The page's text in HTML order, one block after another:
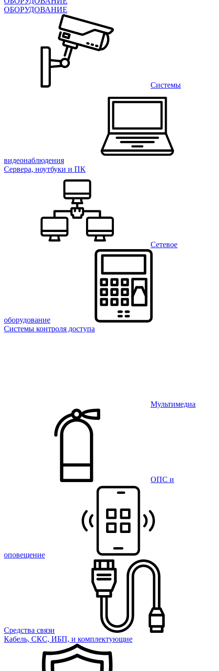
ОБОРУДОВАНИЕ
Системы
видеонаблюдения
Сервера, ноутбуки и ПК
Сетевое
оборудование
Системы контроля доступа
Мультимедиа
ОПС и
оповещение
Средства связи
Кабель, СКС, ИБП, и комплектующие